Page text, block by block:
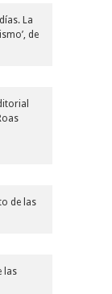
La
de
de las
las